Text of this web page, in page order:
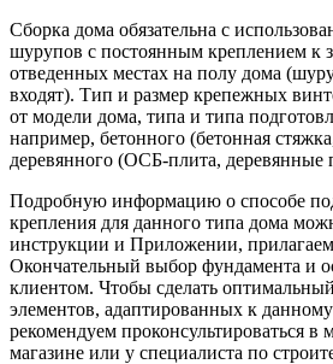
Сборка дома обязательна с
шурупов с постоянным креплением к
отведенных местах на полу дома
входят). Тип и размер крепежных
от модели дома, типа и типа
например, бетонного (бетонная
деревянного (ОСБ-плита, деревянные
Подробную информацию о способе
крепления для данного типа дома
инструкции и Приложении,
Окончательный выбор фундамента и
клиентом. Чтобы сделать
элементов, адаптированных к
рекомендуем проконсультироваться в
магазине или у специалиста по